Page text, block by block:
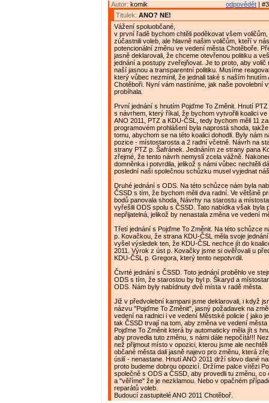
odpovědět |
Autor: komik
Titulek: ANO? NE!
Vážení spoluobčané,
v první řadě bychom chtěli poděkovat všem
zúčastnili voleb, ale hlavně našim voličům, kteří v
potencionální změnu ve vedení města Chotěboře.
jasně deklarovali, že chceme otevřenou politiku a
jednání a postupy zveřejňovat. Je to proto, aby volič
naší jasnou a transparentní politiku. Musíme
který vůbec nezmínil, že jednali také s naším hnutím
Chotěboři. Nyní vám nastíníme, jak naše povolební
probíhala.
První jednání s hnutím Pojďme To Změnit. Hnutí
s návrhem, který říkal, že bychom vytvořili koalici
ANO 2011, PTZ a KDU-ČSL, tedy bychom měli 11
programovém prohlášení byla naprostá shoda,
tomu, abychom se na této koalici dohodli. Byly nám
pozice - místostarosta a 2 radní včetně. Návrh na
strany PTZ p. Šafránek. Jednáním ze strany pana
zřejmé, že tento návrh nemyslí zcela vážně.
domněnka i potvrdila, jelikož s námi vůbec nechtěli
poslední naši společnou schůzku musel vyjednat
Druhé jednání s ODS. Na této schůzce nám byla
ČSSD s tím, že bychom měli dva radní. Ve většině
bodů panovala shoda. Návrhy na starostu a
vyřešili ODS spolu s ČSSD. Tato nabídka však byla
nepřijatelná, jelikož by nenastala změna ve vedení
Třetí jednání s Pojďme To Změnit. Na této schůzce
p. Kovačkou, že strana KDU-ČSL měla svoje
vyšel výsledek ten, že KDU-ČSL nechce jít do
2011. Výrok z úst p. Kovačky jsme si ověřovali u
KDU-ČSL p. Gregora, který tento nepotvrdil.
Čtvrté jednání s ČSSD. Toto jednání proběhlo ve
ODS s tím, že starostou by byl p. Škaryd a
ODS. Nám byly nabídnuty dvě místa v radě města.
Již v předvolební kampani jsme deklarovali, i když
názvu "Pojďme To Změnit", jasný požadavek na
vedení na radnici i ve vedení Městské policie ( jako
tak ČSSD trvají na tom, aby změna ve vedení města
Pojďme To Změnit která by automaticky měla jít s
aby provedla tuto změnu, s námi dále nepočítá!!!
než přijmout místo v opozici, kterou jsme ale
občané města dali jasně najevo pro změnu, která
úsilí - nenastane. Hnutí ANO 2011 drží slovo dané
proto budeme dobrou opozicí. Držíme palce vítězi
společně s ODS a ČSSD, aby provedli tu změnu, co
a "věříme" že je nezklamou. Nebo v opačném
reparátů voleb.
Budoucí zastupitelé ANO 2011 Chotěboř.